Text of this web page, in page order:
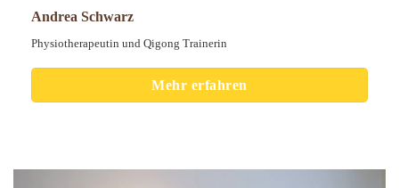
Andrea Schwarz
Physiotherapeutin und Qigong Trainerin
Mehr erfahren